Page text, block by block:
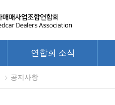
연합회 소식
공지사항